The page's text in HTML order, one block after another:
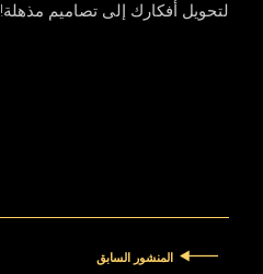
لتحويل أفكارك إلى تصاميم مذهلة!
المنشور السابق